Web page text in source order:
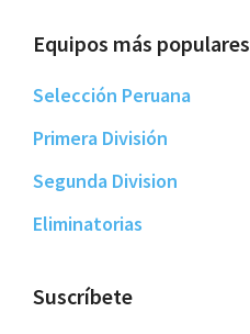
Equipos más populares
Selección Peruana
Primera División
Segunda Division
Eliminatorias
Suscríbete